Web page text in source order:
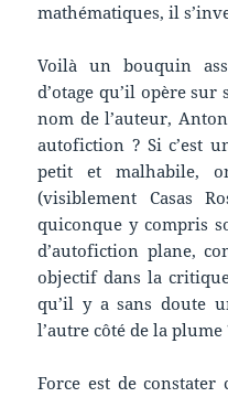
mathématiques, il
Voilà un bouquin
d’otage qu’il opère
nom de l’auteur,
autofiction ? Si c’est
petit et malhabile,
(visiblement Casas
quiconque y compris
d’autofiction plane,
objectif dans la
qu’il y a sans doute
l’autre côté de la plume
Force est de